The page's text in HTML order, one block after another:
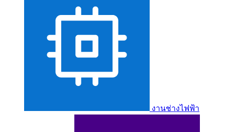
งานช่างไฟฟ้า